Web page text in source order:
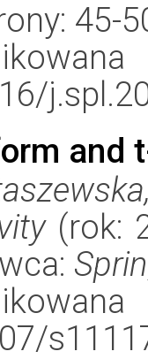
45-
and
(rok: